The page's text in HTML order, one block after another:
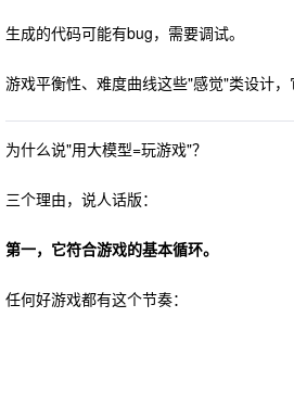
生成的代码可能有bug，需要调试。
游戏平衡性、难度曲线这些"感觉"类设计，
为什么说"用大模型=玩游戏"？
三个理由，说人话版：
第一，它符合游戏的基本循环。
任何好游戏都有这个节奏：